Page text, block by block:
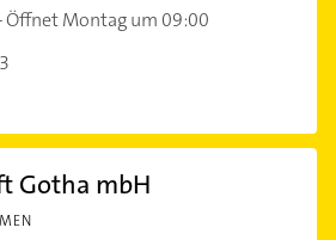
Öffnet Montag um 09:00
Gotha mbH